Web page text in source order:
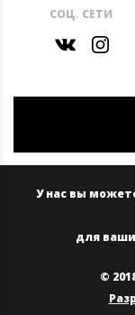
СОЦ. СЕТИ
У нас вы
для
©